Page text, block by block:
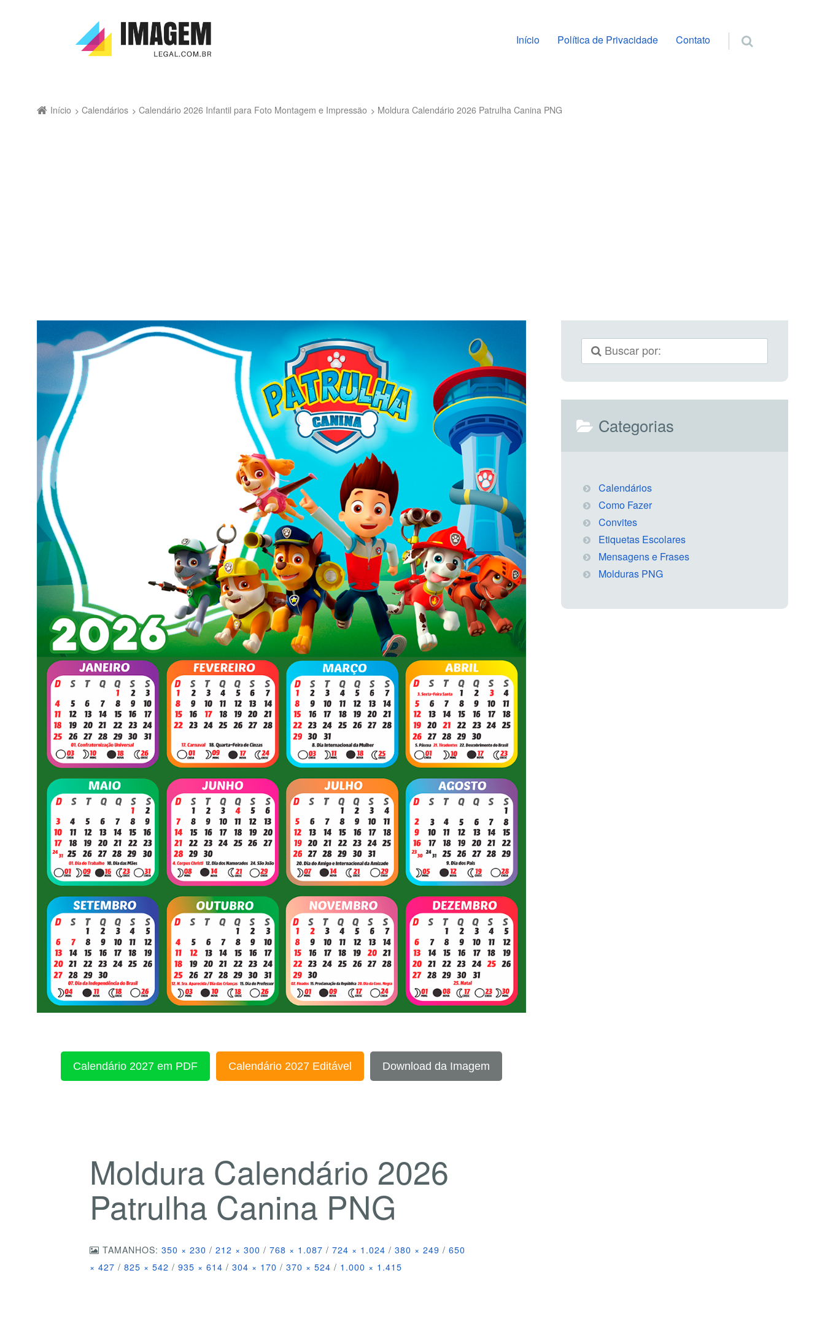
Pular para o conteúdo
Início Política de Privacidade Contato
Início Calendários Calendário 2026 Infantil para Foto Montagem e Impressão Moldura Calendário 2026 Patrulha Canina PNG
Calendário 2027 em PDF Calendário 2027 Editável Download da Imagem
Moldura Calendário 2026
Patrulha Canina PNG
TAMANHOS:350 × 230 / 212 × 300 / 768 × 1.087 / 724 × 1.024 / 380 × 249 / 650
× 427 / 825 × 542 / 935 × 614 / 304 × 170 / 370 × 524 / 1.000 × 1.415
Categorias
Calendários
Como Fazer
Convites
Etiquetas Escolares
Mensagens e Frases
Molduras PNG